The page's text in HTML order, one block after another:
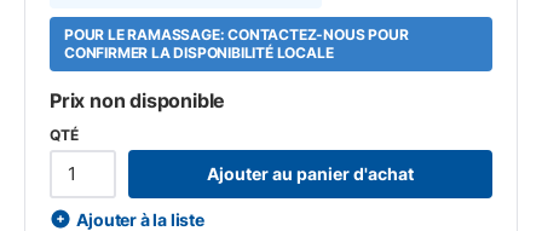
POUR LE RAMASSAGE: CONTACTEZ-NOUS POUR
CONFIRMER LA DISPONIBILITÉ LOCALE
Prix non disponible
QTÉ
Ajouter au panier d'achat
Ajouter à la liste